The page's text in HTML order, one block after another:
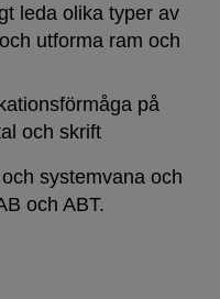
leda olika typer av
utforma ram och
på
och skrift
systemvana och
och ABT.